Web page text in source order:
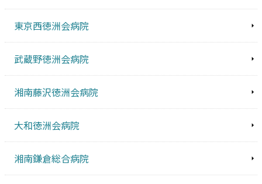
東京西徳洲会病院
武蔵野徳洲会病院
湘南藤沢徳洲会病院
大和徳洲会病院
湘南鎌倉総合病院